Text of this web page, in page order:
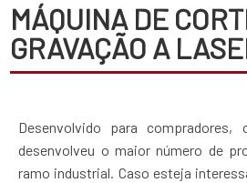
MÁQUINA DE
GRAVAÇÃO A
Desenvolvido para compradores,
desenvolveu o maior número de
ramo industrial. Caso esteja